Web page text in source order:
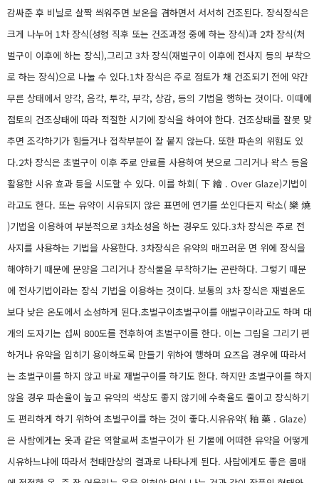
감싸준 후 비닐로 살짝 씌워주면 보온을 겸하면서 서서히 건조된다. 장식장식은
크게 나누어 1차 장식(성형 직후 또는 건조과정 중에 하는 장식)과 2차 장식(처
벌구이 이후에 하는 장식),그리고 3차 장식(재벌구이 이후에 전사지 등의 부착으
로 하는 장식)으로 나눌 수 있다.1차 장식은 주로 점토가 채 건조되기 전에 약간
무른 상태에서 양각, 음각, 투각, 부각, 상감, 등의 기법을 행하는 것이다. 이때에
점토의 건조상태에 따라 적절한 시기에 장식을 하여야 한다. 건조상태를 잘못 맞
추면 조각하기가 힘들거나 접착부분이 잘 붙지 않는다. 또한 파손의 위험도 있
다.2차 장식은 초벌구이 이후 주로 안료를 사용하여 붓으로 그리거나 왁스 등을
활용한 시유 효과 등을 시도할 수 있다. 이를 하회( 下 繪 . Over Glaze)기법이
라고도 한다. 또는 유약이 시유되지 않은 표면에 연기를 쏘인다든지 락소( 樂 燒
)기법을 이용하여 부분적으로 3차소성을 하는 경우도 있다.3차 장식은 주로 전
사지를 사용하는 기법을 사용한다. 3차장식은 유약의 매끄러운 면 위에 장식을
해야하기 때문에 문양을 그리거나 장식물을 부착하기는 곤란하다. 그렇기 때문
에 전사기법이라는 장식 기법을 이용하는 것이다. 보통의 3차 장식은 재벌온도
보다 낮은 온도에서 소성하게 된다.초벌구이초벌구이를 애벌구이라고도 하며 대
개의 도자기는 섭씨 800도를 전후하여 초벌구이를 한다. 이는 그림을 그리기 편
하거나 유약을 입히기 용이하도록 만들기 위하여 행하며 요즈음 경우에 따라서
는 초벌구이를 하지 않고 바로 재벌구이를 하기도 한다. 하지만 초벌구이를 하지
않을 경우 파손율이 높고 유약의 색상도 좋지 않기에 수축율도 줄이고 장식하기
도 편리하게 하기 위하여 초벌구이를 하는 것이 좋다.시유유약( 釉 藥 . Glaze)
은 사람에게는 옷과 같은 역할로써 초벌구이가 된 기물에 어떠한 유약을 어떻게
시유하느냐에 따라서 천태만상의 결과로 나타나게 된다. 사람에게도 좋은 몸매